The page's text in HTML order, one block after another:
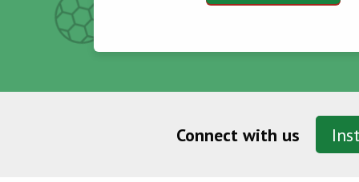
Connect with us